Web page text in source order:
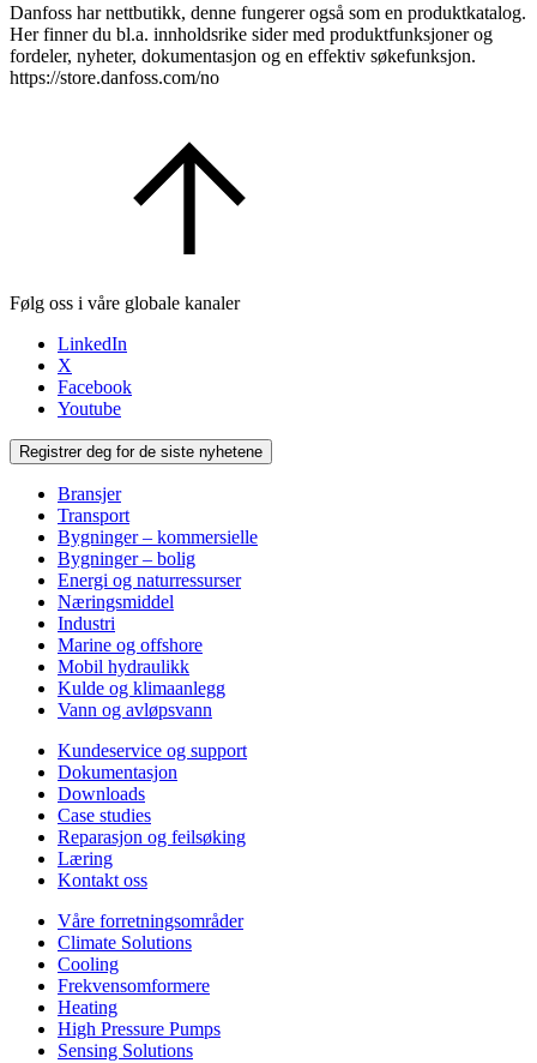
Danfoss har nettbutikk, denne fungerer også som en produktkatalog.
Her finner du bl.a. innholdsrike sider med produktfunksjoner og
fordeler, nyheter, dokumentasjon og en effektiv søkefunksjon.
https://store.danfoss.com/no
Følg oss i våre globale kanaler
LinkedIn
X
Facebook
Youtube
Registrer deg for de siste nyhetene
Bransjer
Transport
Bygninger – kommersielle
Bygninger – bolig
Energi og naturressurser
Næringsmiddel
Industri
Marine og offshore
Mobil hydraulikk
Kulde og klimaanlegg
Vann og avløpsvann
Kundeservice og support
Dokumentasjon
Downloads
Case studies
Reparasjon og feilsøking
Læring
Kontakt oss
Våre forretningsområder
Climate Solutions
Cooling
Frekvensomformere
Heating
High Pressure Pumps
Sensing Solutions